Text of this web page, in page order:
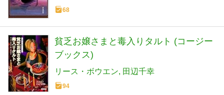
68
貧乏お嬢さまと毒入りタルト (コージー
ブックス)
リース・ボウエン 田辺千幸
94